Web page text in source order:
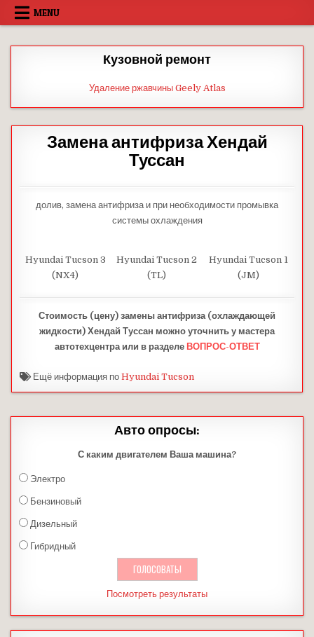
Skip
MENU
Кузовной ремонт
Удаление ржавчины Geely Atlas
Замена антифриза Хендай
Туссан
долив, замена антифриза и при необходимости промывка
системы охлаждения
Hyundai Tucson 3
(NX4)
Hyundai Tucson 2
(TL)
Hyundai Tucson 1
(JM)
Стоимость (цену) замены антифриза (охлаждающей
жидкости) Хендай Туссан можно уточнить у мастера
автотехцентра или в разделе ВОПРОС-ОТВЕТ
Ещё информация поHyundai Tucson
Авто опросы:
С каким двигателем Ваша машина?
Электро
Бензиновый
Дизельный
Гибридный
Посмотреть результаты